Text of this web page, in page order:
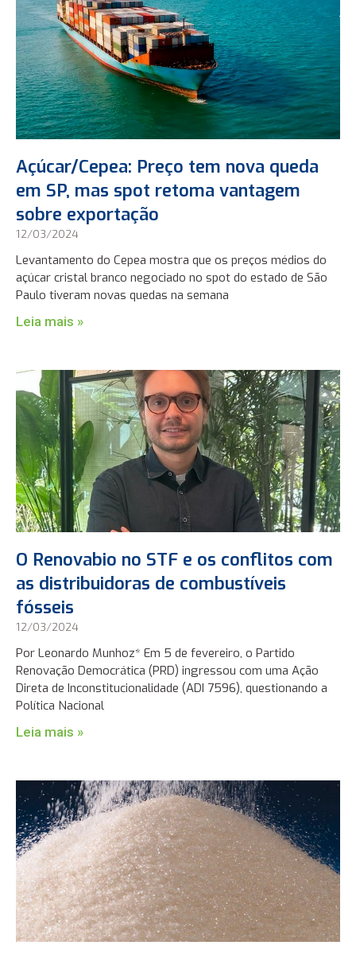
Açúcar/Cepea: Preço tem nova queda
em SP, mas spot retoma vantagem
sobre exportação
12/03/2024
Levantamento do Cepea mostra que os preços médios do
açúcar cristal branco negociado no spot do estado de São
Paulo tiveram novas quedas na semana
Leia mais »
O Renovabio no STF e os conflitos com
as distribuidoras de combustíveis
fósseis
12/03/2024
Por Leonardo Munhoz* Em 5 de fevereiro, o Partido
Renovação Democrática (PRD) ingressou com uma Ação
Direta de Inconstitucionalidade (ADI 7596), questionando a
Política Nacional
Leia mais »